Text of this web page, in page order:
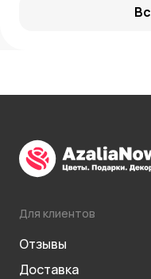
Для клиентов
Отзывы
Доставка